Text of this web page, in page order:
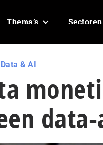
Thema’s Sectoren
Data & AI